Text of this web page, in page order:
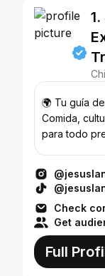
🌍 Tu guía
Comida,
para todo
Check
Get
Full